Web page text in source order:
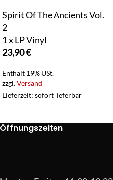
Spirit Of The Ancients Vol.
2
1 x LP Vinyl
23,90€
Enthält 19% USt.
zzgl.Versand
Lieferzeit: sofort lieferbar
Öffnungszeiten